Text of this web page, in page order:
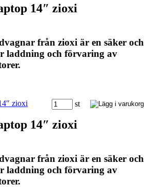
14″ zioxi
från zioxi är en säker och
laddning och förvaring av
st
14″ zioxi
från zioxi är en säker och
laddning och förvaring av